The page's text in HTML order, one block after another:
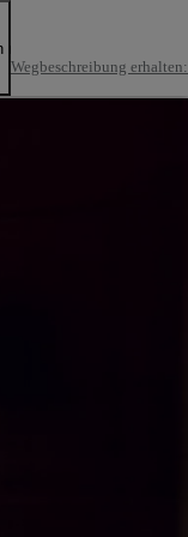
rechts scrollen
Wegbeschreibung erhalten: